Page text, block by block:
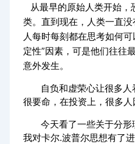
从最早的原始人类开始，
类。直到现在，人类一直
人每时每刻都在思考如何
定性”因素，可是他们往往
意外发生。
自负和虚荣心让很多
很要命，在投资上，很多人
今天看了一些关于分
我对卡尔.波普尔思想有了